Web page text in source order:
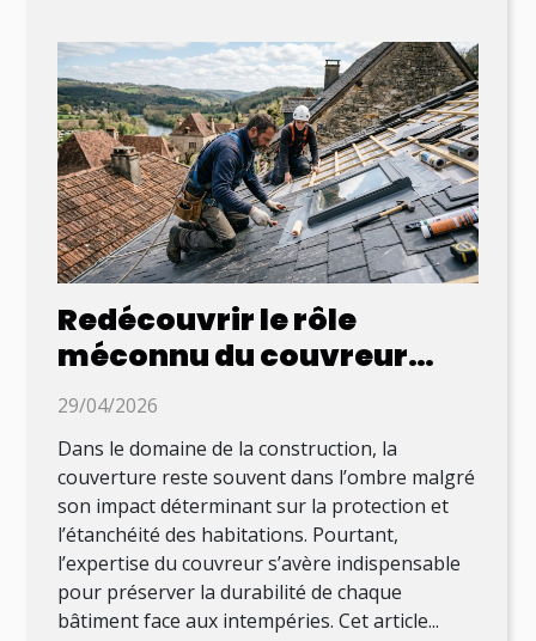
Redécouvrir le rôle
méconnu du couvreur
dans l’étanchéité de
l’habitat
29/04/2026
Dans le domaine de la construction, la
couverture reste souvent dans l’ombre malgré
son impact déterminant sur la protection et
l’étanchéité des habitations. Pourtant,
l’expertise du couvreur s’avère indispensable
pour préserver la durabilité de chaque
bâtiment face aux intempéries. Cet article...